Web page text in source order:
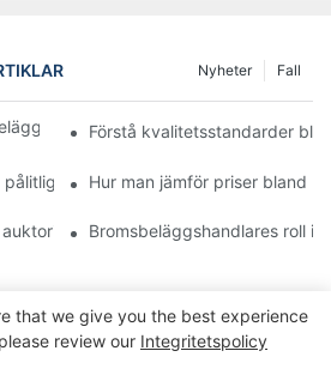
Fall
Nyheter
för ditt företag
Förstå kvalitetsstandarder
bromsbeläggsåterförsäljare
Hur man jämför priser bland
återförsäljare av
Bromsbeläggshandlares roll i
that we give you the best experience
review our Integritetspolicy